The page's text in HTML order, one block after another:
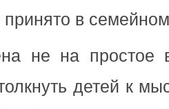
в семейном
не на простое
детей к